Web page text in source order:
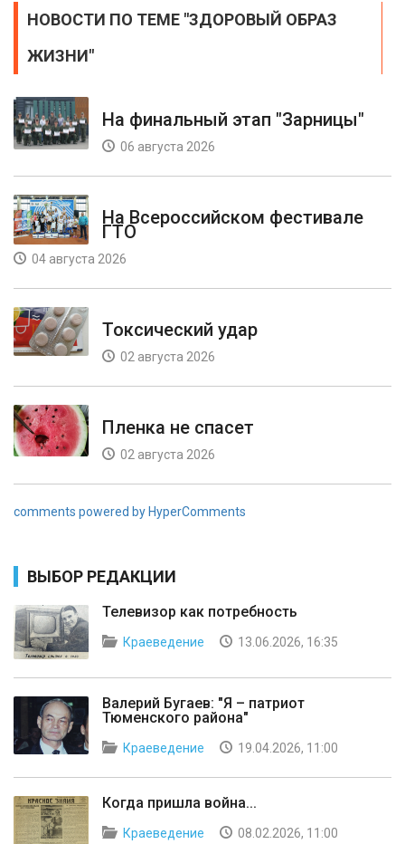
НОВОСТИ ПО ТЕМЕ "ЗДОРОВЫЙ ОБРАЗ
ЖИЗНИ"
На финальный этап "Зарницы"
06 августа 2026
На Всероссийском фестивале
ГТО
04 августа 2026
Токсический удар
02 августа 2026
Пленка не спасет
02 августа 2026
comments powered by HyperComments
ВЫБОР РЕДАКЦИИ
Телевизор как потребность
Краеведение 13.06.2026, 16:35
Валерий Бугаев: "Я – патриот
Тюменского района"
Краеведение 19.04.2026, 11:00
Когда пришла война...
Краеведение 08.02.2026, 11:00